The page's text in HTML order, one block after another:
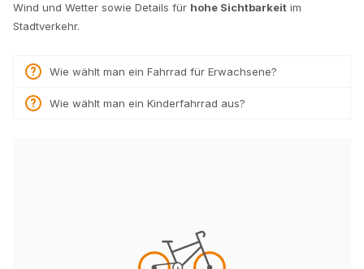
Wind und Wetter sowie Details für hohe Sichtbarkeit im
Stadtverkehr.
Wie wählt man ein Fahrrad für Erwachsene?
Wie wählt man ein Kinderfahrrad aus?